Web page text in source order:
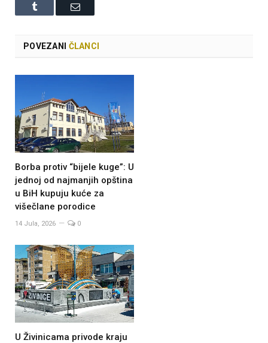
Tumblr Email
POVEZANI ČLANCI
Borba protiv “bijele kuge”: U
jednoj od najmanjih opština
u BiH kupuju kuće za
višečlane porodice
14 Jula, 2026 0
U Živinicama privode kraju